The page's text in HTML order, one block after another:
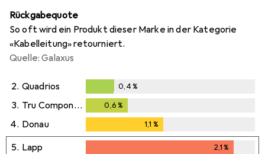
Rückgabequote
So oft wird ein Produkt dieser Marke in der Kategorie
«Kabelleitung» retourniert.
Quelle: Galaxus
2. Quadrios
0,4%
0,4%
3. Tru Components 0,6 %
4. Donau 1,1 %
5. Lapp 2,1%